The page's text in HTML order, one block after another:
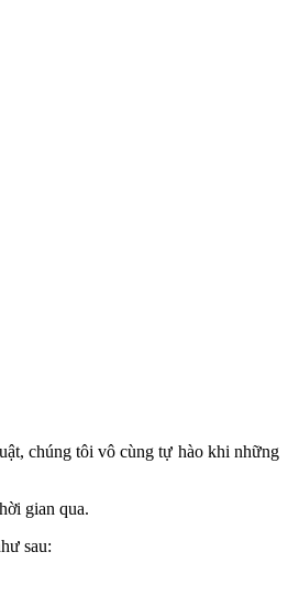
chúng tôi vô cùng tự hào khi những
gian qua.
sau: